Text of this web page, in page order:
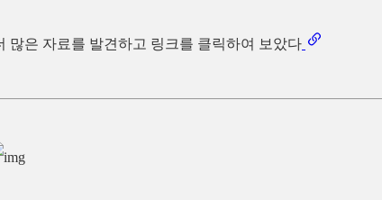
많은 자료를 발견하고 링크를 클릭하여 보았다